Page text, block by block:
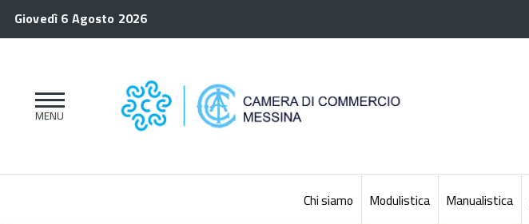
Giovedì 6 Agosto 2026
Chi siamo Modulistica Manualistica